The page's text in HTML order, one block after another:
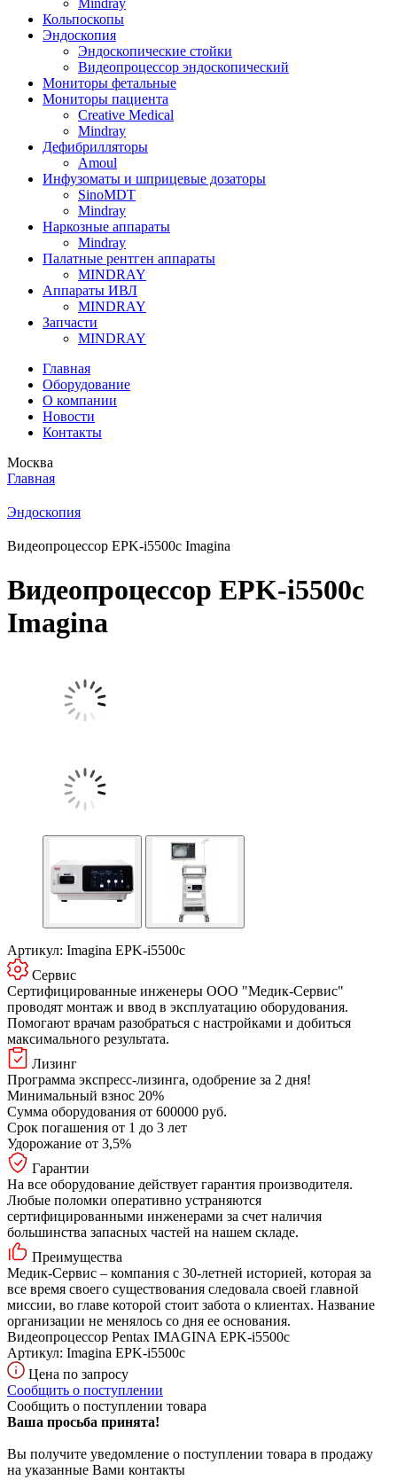
Mindray
Кольпоскопы
Эндоскопия
Эндоскопические стойки
Видеопроцессор эндоскопический
Мониторы фетальные
Мониторы пациента
Creative Medical
Mindray
Дефибрилляторы
Amoul
Инфузоматы и шприцевые дозаторы
SinoMDT
Mindray
Наркозные аппараты
Mindray
Палатные рентген аппараты
MINDRAY
Аппараты ИВЛ
MINDRAY
Запчасти
MINDRAY
Главная
Оборудование
О компании
Новости
Контакты
Москва
Главная
Эндоскопия
Видеопроцессор EPK-i5500c Imagina
Видеопроцессор EPK-i5500c
Imagina
Артикул: Imagina EPK-i5500c
Сервис
Сертифицированные инженеры ООО "Медик-Сервис"
проводят монтаж и ввод в эксплуатацию оборудования.
Помогают врачам разобраться с настройками и добиться
максимального результата.
Лизинг
Программа экспресс-лизинга, одобрение за 2 дня!
Минимальный взнос 20%
Сумма оборудования от 600000 руб.
Срок погашения от 1 до 3 лет
Удорожание от 3,5%
Гарантии
На все оборудование действует гарантия производителя.
Любые поломки оперативно устраняются
сертифицированными инженерами за счет наличия
большинства запасных частей на нашем складе.
Преимущества
Медик-Сервис – компания с 30-летней историей, которая за
все время своего существования следовала своей главной
миссии, во главе которой стоит забота о клиентах. Название
организации не менялось со дня ее основания.
Видеопроцессор Pentax IMAGINA EPK-i5500c
Артикул: Imagina EPK-i5500c
Цена по запросу
Сообщить о поступлении
Сообщить о поступлении товара
Ваша просьба принята!
Вы получите уведомление о поступлении товара в продажу
на указанные Вами контакты